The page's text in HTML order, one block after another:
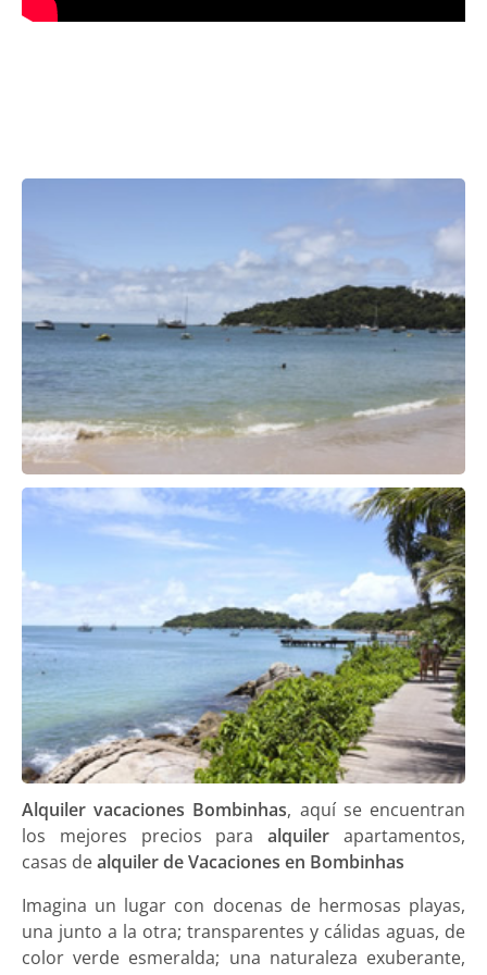
Alquiler vacaciones Bombinhas, aquí se encuentran
los mejores precios paraalquiler apartamentos,
casas dealquiler de Vacaciones en Bombinhas
Imagina un lugar con docenas de hermosas playas,
una junto a la otra; transparentes y cálidas aguas, de
color verde esmeralda; una naturaleza exuberante,